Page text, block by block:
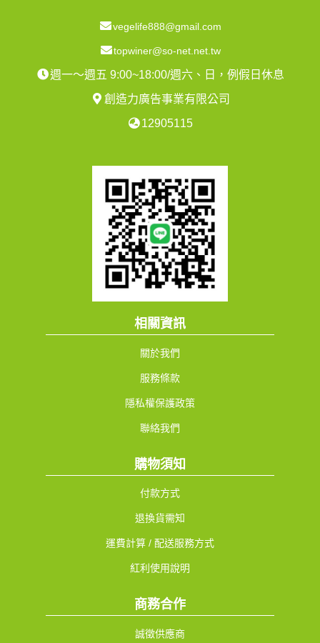
vegelife888@gmail.com
topwiner@so-net.net.tw
週一～週五 9:00~18:00/週六、日，例假日休息
創造力廣告事業有限公司
12905115
相關資訊
關於我們
服務條款
隱私權保護政策
聯絡我們
購物須知
付款方式
退換貨需知
運費計算 / 配送服務方式
紅利使用說明
商務合作
誠徵供應商